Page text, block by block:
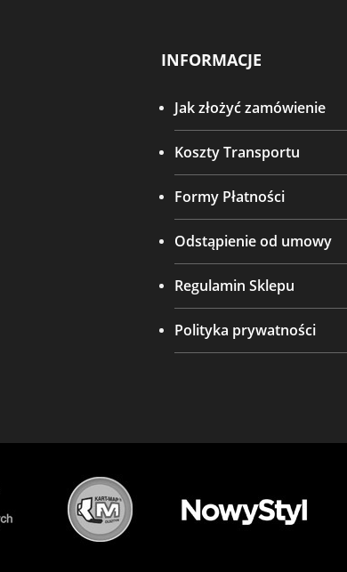
INFORMACJE
Jak złożyć zamówienie
Koszty Transportu
Formy Płatności
Odstąpienie od umowy
Regulamin Sklepu
Polityka prywatności